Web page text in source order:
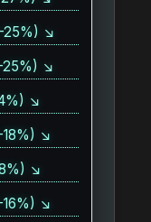
25%) ↘
25%) ↘
↘
18%) ↘
↘
16%) ↘